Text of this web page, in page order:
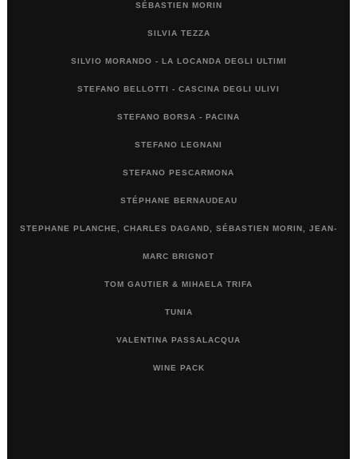
SÉBASTIEN MORIN
SILVIA TEZZA
SILVIO MORANDO - LA LOCANDA DEGLI ULTIMI
STEFANO BELLOTTI - CASCINA DEGLI ULIVI
STEFANO BORSA - PACINA
STEFANO LEGNANI
STEFANO PESCARMONA
STÉPHANE BERNAUDEAU
STEPHANE PLANCHE, CHARLES DAGAND, SÉBASTIEN MORIN, JEAN-
MARC BRIGNOT
TOM GAUTIER & MIHAELA TRIFA
TUNIA
VALENTINA PASSALACQUA
WINE PACK